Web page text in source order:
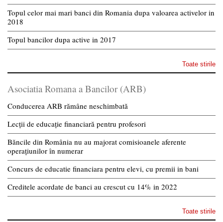
Topul celor mai mari banci din Romania dupa valoarea activelor in
2018
Topul bancilor dupa active in 2017
Toate stirile
Asociatia Romana a Bancilor (ARB)
Conducerea ARB rămâne neschimbată
Lecții de educație financiară pentru profesori
Băncile din România nu au majorat comisioanele aferente
operațiunilor în numerar
Concurs de educatie financiara pentru elevi, cu premii in bani
Creditele acordate de banci au crescut cu 14% in 2022
Toate stirile